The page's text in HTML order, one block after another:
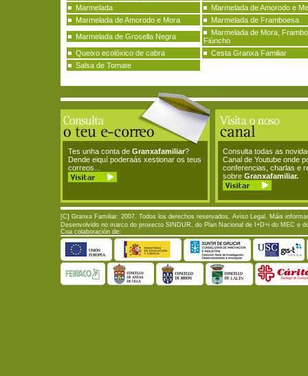
Marmelada
Marmelada de Amorodo e
Marmelada de Amorodo e Mora
Marmelada de Framboesa
Marmelada de Grosella Negra
Marmelada de Mora,
Fiúncho
Queixo ecolóxico de cabra
Cesta Granxa Familiar
Salsa de Tomate
Tes unha conta de Granxafamiliar?
Dende eiquí poderaás xestionar os teus
correos...
Consulta todas as
Canal de Youtube onde
conferencias, charlas e
sobre Granxafamiliar.
[C] Granxa Familiar. 2007. Todos los derechos reservados. Aviso Legal . Máis
Desenvolvido no marco do proxecto SINDUR, do Plan Nacional de I+D+i do MEC e
Coa colaboración de: